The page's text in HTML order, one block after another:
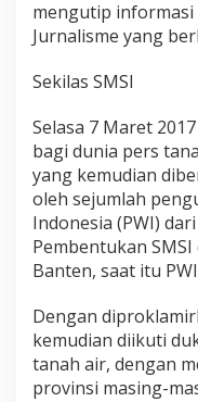
mengutip informasi
Jurnalisme yang
Sekilas SMSI
Selasa 7 Maret
bagi dunia pers
yang kemudian
oleh sejumlah
Indonesia (PWI)
Pembentukan
Banten, saat itu
Dengan
kemudian diikuti
tanah air, dengan
provinsi masing-